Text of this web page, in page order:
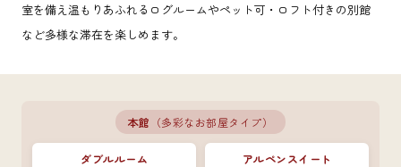
室を備え温もりあふれるログルームやペット可・ロフト付きの別館
など多様な滞在を楽しめます。
本館 （多彩なお部屋タイプ）
ダブルルーム アルペンスイート